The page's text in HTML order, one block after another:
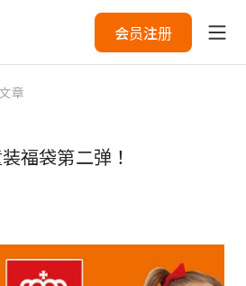
会员注册
文章
福袋第二弹！